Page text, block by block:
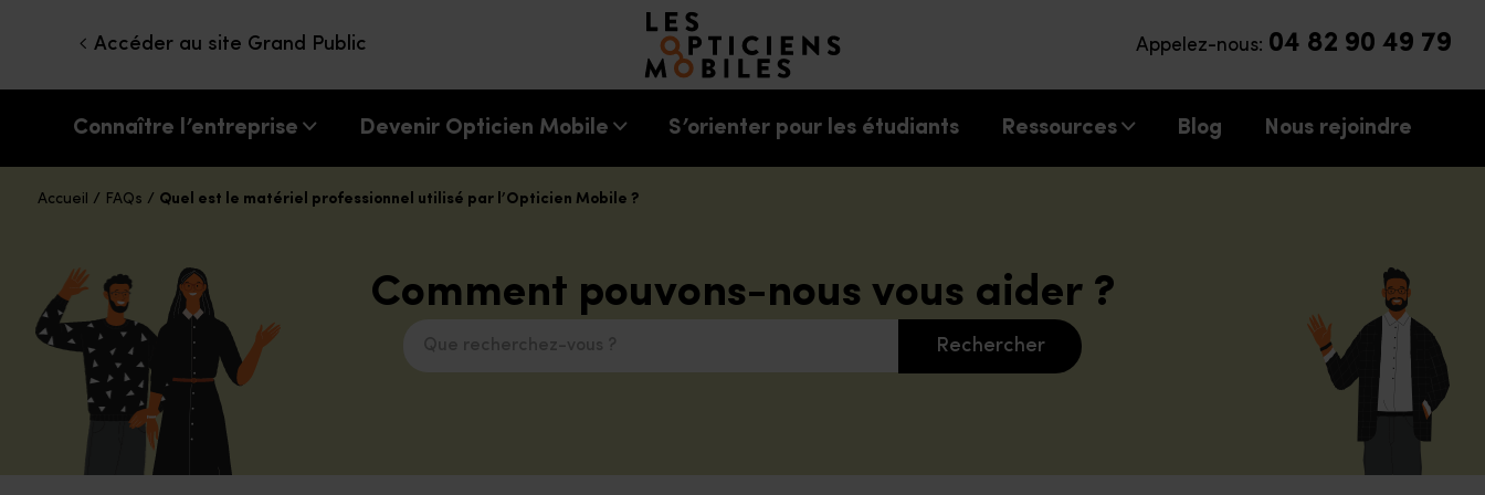
Accéder à notre page d'accueil
Appelez-nous: 04 82 90 49 79
Connaître l’entreprise Devenir Opticien Mobile S’orienter pour les étudiants Ressources Blog Nous rejoindre
Accéder au site Grand Public
Accueil / FAQs / Quel est le matériel professionnel utilisé par l’Opticien Mobile ?
Comment pouvons-nous vous aider ?
Rechercher